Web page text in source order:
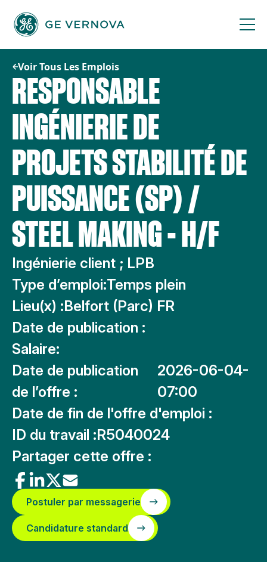
contenu
Voir Tous Les Emplois
RESPONSABLE
INGÉNIERIE DE
PROJETS STABILITÉ DE
PUISSANCE (SP) /
STEEL MAKING - H/F
Ingénierie client ; LPB
Type d’emploi:Temps plein
Lieu(x) :Belfort (Parc) FR
Date de publication :
Salaire:
Date de publication
de l’offre :
2026-06-04-
07:00
Date de fin de l'offre d'emploi :
ID du travail :R5040024
Partager cette offre :
Postuler par messagerie
Candidature standard